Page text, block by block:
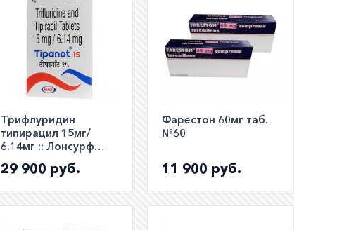
Трифлуридин
типирацил 15мг/
6.14мг :: Лонсурф
полный аналог ::
Tipanat таб. №20
29 900 руб.
Фарестон 60мг таб.
№60
11 900 руб.